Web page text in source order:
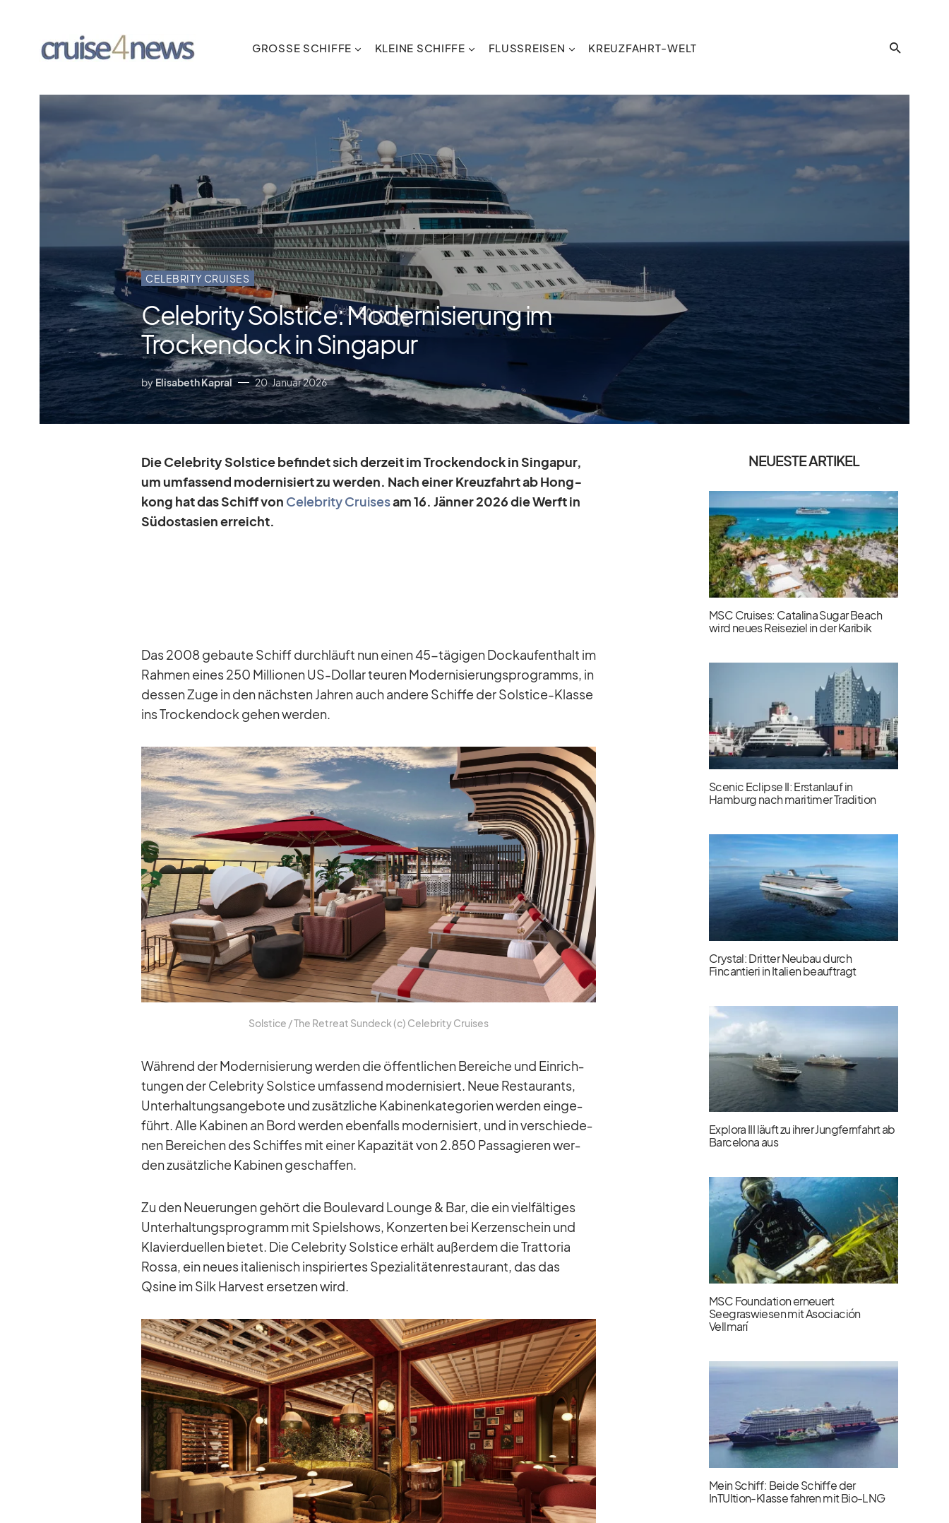
GROSSE SCHIFFE KLEINE SCHIFFE FLUSSREISEN KREUZFAHRT-WELT
CELEBRITY CRUISES
Celebrity Solstice: Modernisierung im
Trockendock in Singapur
by Elisabeth Kapral 20. Januar 2026
Die Ce­le­brity Sol­stice be­fin­det sich der­zeit im Tro­cken­dock in Sin­ga­pur,
um um­fas­send mo­der­ni­siert zu wer­den. Nach ei­ner Kreuz­fahrt ab Hong­
kong hat das Schiff von Ce­le­brity Crui­sesam 16. Jän­ner 2026 die Werft in
Süd­ost­asien er­reicht.
Das 2008 ge­baute Schiff durch­läuft nun ei­nen 45-tä­gi­gen Dock­auf­ent­halt im
Rah­men ei­nes 250 Mil­lio­nen US-Dol­lar teu­ren Mo­der­ni­sie­rungs­pro­gramms, in
des­sen Zuge in den nächs­ten Jah­ren auch an­dere Schiffe der Sol­stice-Klasse
ins Tro­cken­dock ge­hen wer­den.
Sol­stice /​ The Retreat Sun­deck (c) Ce­le­brity Crui­ses
Wäh­rend der Mo­der­ni­sie­rung wer­den die öf­fent­li­chen Be­rei­che und Ein­rich­
tun­gen der Ce­le­brity Sol­stice um­fas­send mo­der­ni­siert. Neue Re­stau­rants,
Un­ter­hal­tungs­an­ge­bote und zu­sätz­li­che Ka­bi­nen­ka­te­go­rien wer­den ein­ge­
führt. Alle Ka­bi­nen an Bord wer­den eben­falls mo­der­ni­siert, und in ver­schie­de­
nen Be­rei­chen des Schif­fes mit ei­ner Ka­pa­zi­tät von 2.850 Pas­sa­gie­ren wer­
den zu­sätz­li­che Ka­bi­nen ge­schaf­fen.
Zu den Neue­run­gen ge­hört die Bou­le­vard Lounge & Bar, die ein viel­fäl­ti­ges
Un­ter­hal­tungs­pro­gramm mit Spiel­shows, Kon­zer­ten bei Ker­zen­schein und
Kla­vier­du­el­len bie­tet. Die Ce­le­brity Sol­stice er­hält au­ßer­dem die Trat­to­ria
Rossa, ein neues ita­lie­nisch in­spi­rier­tes Spe­zia­li­tä­ten­re­stau­rant, das das
Qsine im Silk Har­vest er­set­zen wird.
NEUESTE ARTIKEL
MSC Cruises: Catalina Sugar Beach
wird neues Reiseziel in der Karibik
Scenic Eclipse II: Erstanlauf in
Hamburg nach maritimer Tradition
Crystal: Dritter Neubau durch
Fincantieri in Italien beauftragt
Explora III läuft zu ihrer Jungfernfahrt ab
Barcelona aus
MSC Foundation erneuert
Seegraswiesen mit Asociación
Vellmarí
Mein Schiff: Beide Schiffe der
InTUItion-Klasse fahren mit Bio-LNG